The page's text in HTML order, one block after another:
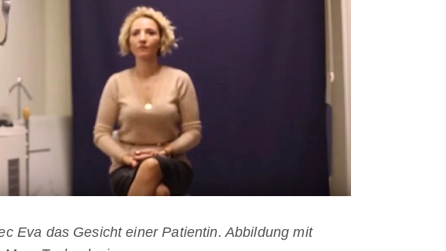
Eva das Gesicht einer Patientin. Abbildung mit